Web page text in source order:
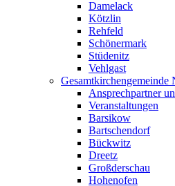
Damelack
Kötzlin
Rehfeld
Schönermark
Stüdenitz
Vehlgast
Gesamtkirchengemeinde
Ansprechpartner
Veranstaltungen
Barsikow
Bartschendorf
Bückwitz
Dreetz
Großderschau
Hohenofen